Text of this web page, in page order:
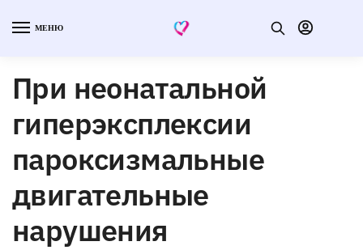
МЕНЮ
При неонатальной
гиперэксплексии
пароксизмальные
двигательные
нарушения